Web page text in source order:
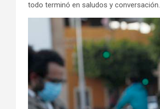
todo terminó en saludos y conversación.